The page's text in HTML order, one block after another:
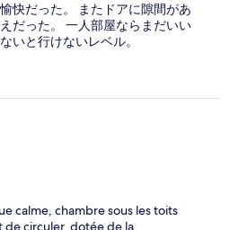
快だった。 またドアに隙間があ
だった。 一人部屋ならまだいい
いと行けないレベル。
calme, chambre sous les toits
de circuler, dotée de la